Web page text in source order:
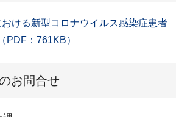
ける新型コロナウイルス感染症患者
PDF：761KB）
お問合せ